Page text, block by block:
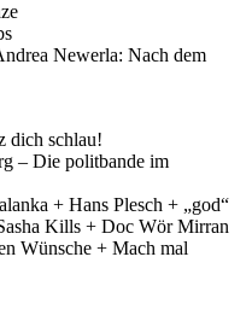
Newerla: Nach dem
dich schlau!
– Die politbande im
+ Hans Plesch + „god“
Kills + Doc Wör Mirran
Wünsche + Mach mal